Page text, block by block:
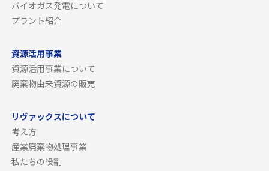
バイオガス発電について
プラント紹介
資源活用事業
資源活用事業について
廃棄物由来資源の販売
リヴァックスについて
考え方
産業廃棄物処理事業
私たちの役割